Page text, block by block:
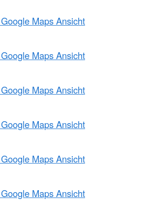
Maps Ansicht
Maps Ansicht
Maps Ansicht
Maps Ansicht
Maps Ansicht
Maps Ansicht